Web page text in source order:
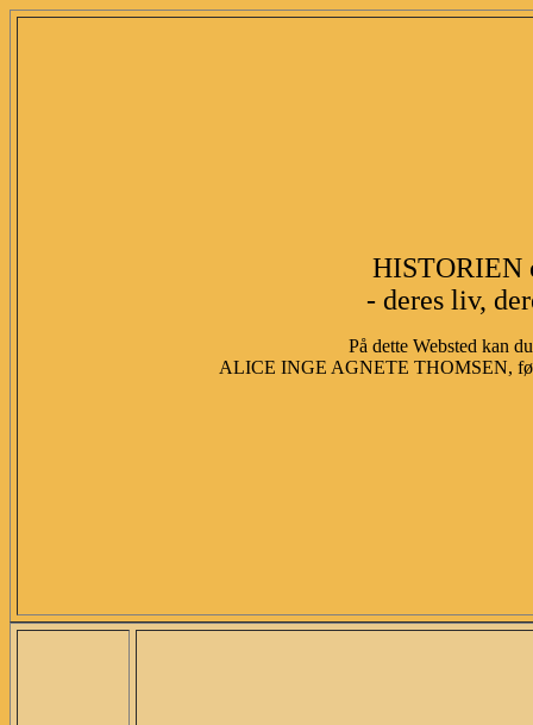
HISTORIEN
- deres liv,
På dette Websted kan
ALICE INGE AGNETE THOMSEN,